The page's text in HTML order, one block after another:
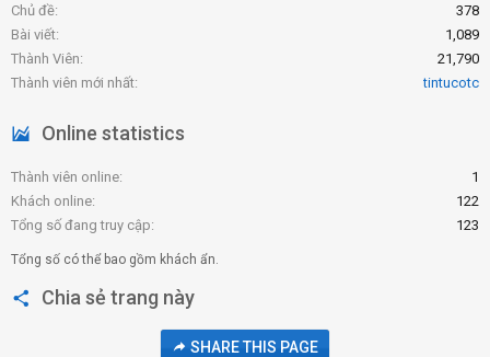
Chủ đề
378
Bài viết
1,089
Thành Viên
21,790
Thành viên mới nhất
tintucotc
Online statistics
Thành viên online
1
Khách online
122
Tổng số đang truy cập
123
Tổng số có thể bao gồm khách ẩn.
Chia sẻ trang này
SHARE THIS PAGE